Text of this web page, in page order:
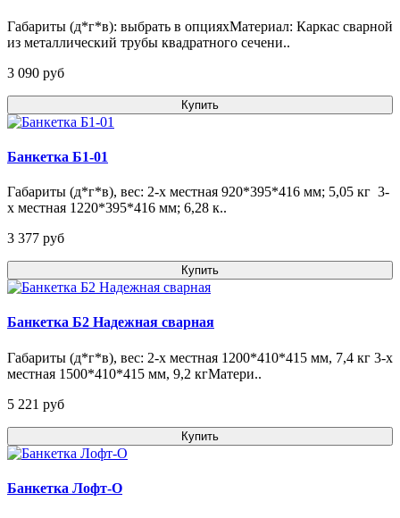
Габариты (д*г*в): выбрать в опцияхМатериал: Каркас сварной
из металлический трубы квадратного сечени..
3 090 pуб
Купить
Банкетка Б1-01
Габариты (д*г*в), вес: 2-х местная 920*395*416 мм; 5,05 кг 3-
х местная 1220*395*416 мм; 6,28 к..
3 377 pуб
Купить
Банкетка Б2 Надежная сварная
Габариты (д*г*в), вес: 2-х местная 1200*410*415 мм, 7,4 кг 3-х
местная 1500*410*415 мм, 9,2 кгМатери..
5 221 pуб
Купить
Банкетка Лофт-O